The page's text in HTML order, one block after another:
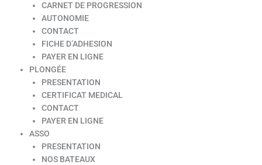
CARNET DE PROGRESSION
AUTONOMIE
CONTACT
FICHE D’ADHESION
PAYER EN LIGNE
PLONGÉE
PRESENTATION
CERTIFICAT MEDICAL
CONTACT
PAYER EN LIGNE
ASSO
PRESENTATION
NOS BATEAUX